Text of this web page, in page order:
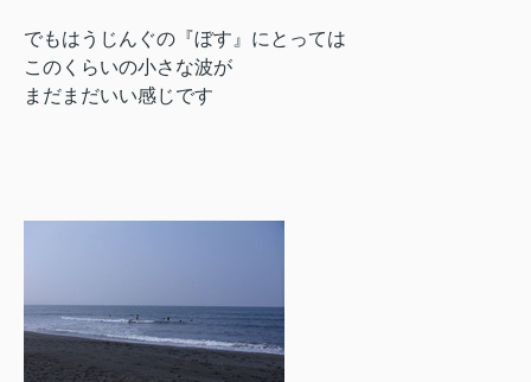
でもはうじんぐの『ぼす』にとっては
このくらいの小さな波が
まだまだいい感じです